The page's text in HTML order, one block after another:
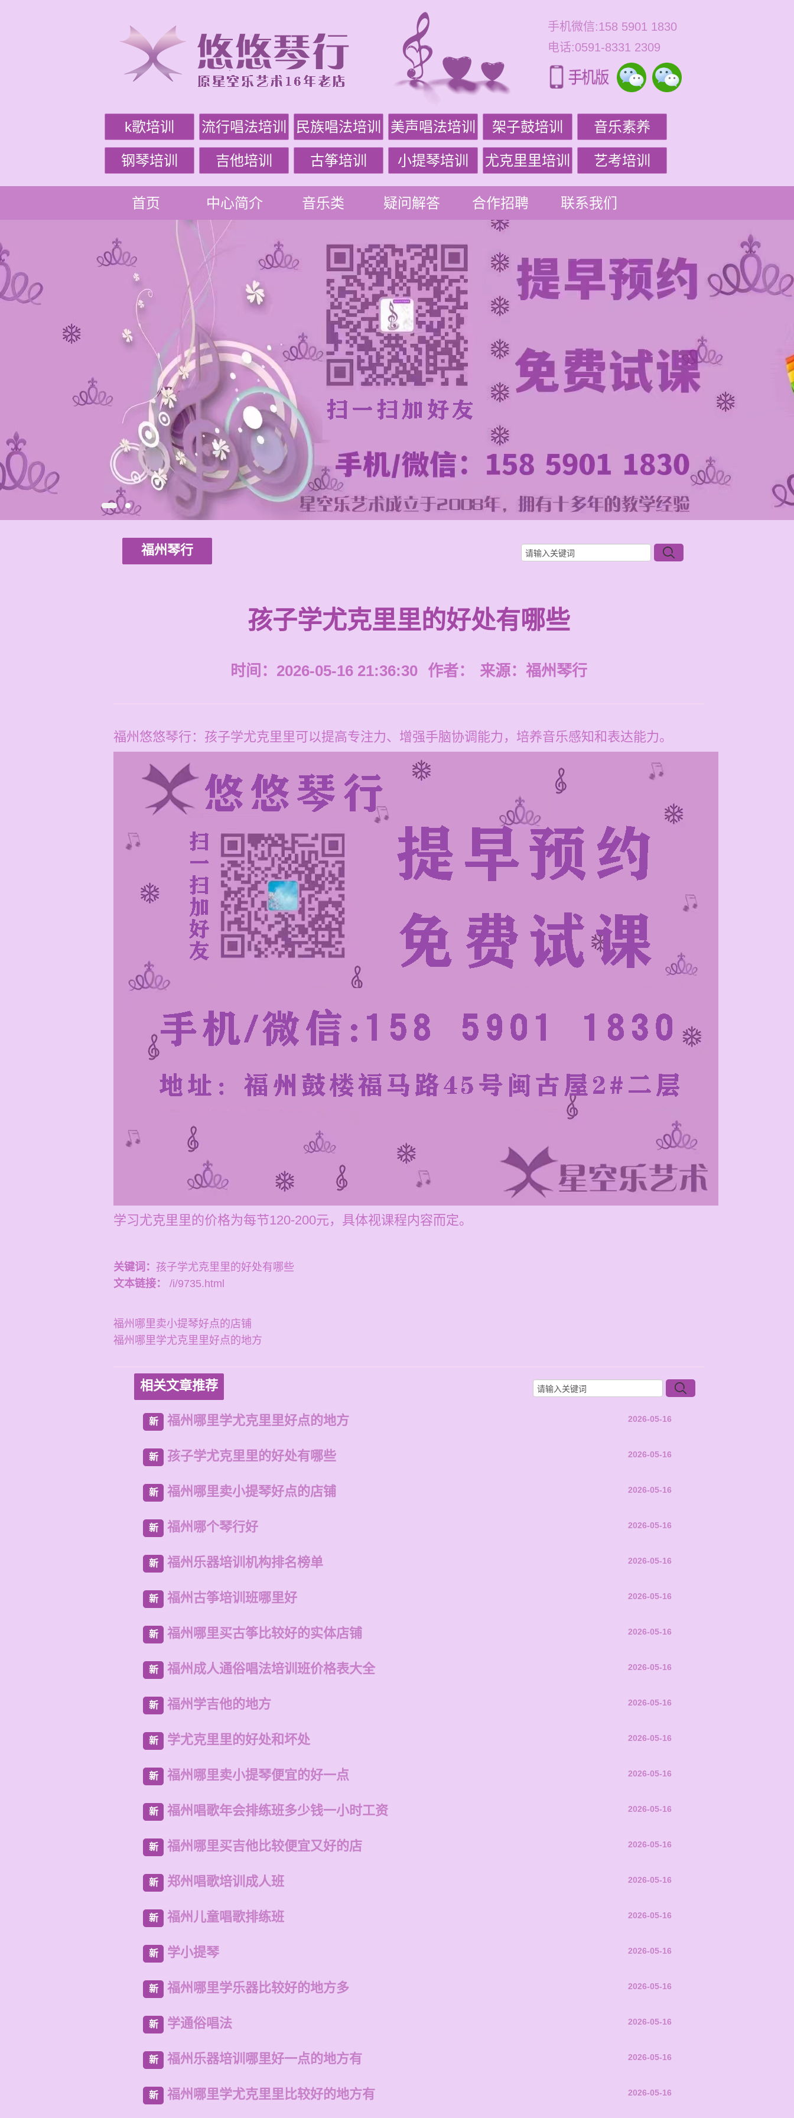
手机微信:158 5901 1830
电话:0591-8331 2309
k歌培训 流行唱法培训 民族唱法培训 美声唱法培训 架子鼓培训 音乐素养
钢琴培训 吉他培训 古筝培训 小提琴培训 尤克里里培训 艺考培训
首页 中心简介 音乐类 疑问解答 合作招聘 联系我们
福州琴行
孩子学尤克里里的好处有哪些
时间：2026-05-16 21:36:30 作者： 来源： 福州琴行
福州悠悠琴行：孩子学尤克里里可以提高专注力、增强手脑协调能力，培养音乐感知和表达能力。
学习尤克里里的价格为每节120-200元，具体视课程内容而定。
关键词： 孩子学尤克里里的好处有哪些
文本链接：
/i/9735.html
福州哪里卖小提琴好点的店铺
福州哪里学尤克里里好点的地方
相关文章推荐
新 福州哪里学尤克里里好点的地方 2026-05-16
新 孩子学尤克里里的好处有哪些 2026-05-16
新 福州哪里卖小提琴好点的店铺 2026-05-16
新 福州哪个琴行好 2026-05-16
新 福州乐器培训机构排名榜单 2026-05-16
新 福州古筝培训班哪里好 2026-05-16
新 福州哪里买古筝比较好的实体店铺 2026-05-16
新 福州成人通俗唱法培训班价格表大全 2026-05-16
新 福州学吉他的地方 2026-05-16
新 学尤克里里的好处和坏处 2026-05-16
新 福州哪里卖小提琴便宜的好一点 2026-05-16
新 福州唱歌年会排练班多少钱一小时工资 2026-05-16
新 福州哪里买吉他比较便宜又好的店 2026-05-16
新 郑州唱歌培训成人班 2026-05-16
新 福州儿童唱歌排练班 2026-05-16
新 学小提琴 2026-05-16
新 福州哪里学乐器比较好的地方多 2026-05-16
新 学通俗唱法 2026-05-16
新 福州乐器培训哪里好一点的地方有 2026-05-16
新 福州哪里学尤克里里比较好的地方有 2026-05-16